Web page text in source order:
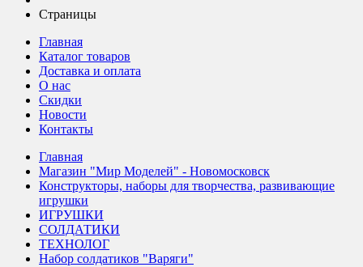
Страницы
Главная
Каталог товаров
Доставка и оплата
О нас
Скидки
Новости
Контакты
Главная
Магазин "Мир Моделей" - Новомосковск
Конструкторы, наборы для творчества, развивающие
игрушки
ИГРУШКИ
СОЛДАТИКИ
ТЕХНОЛОГ
Набор солдатиков "Варяги"